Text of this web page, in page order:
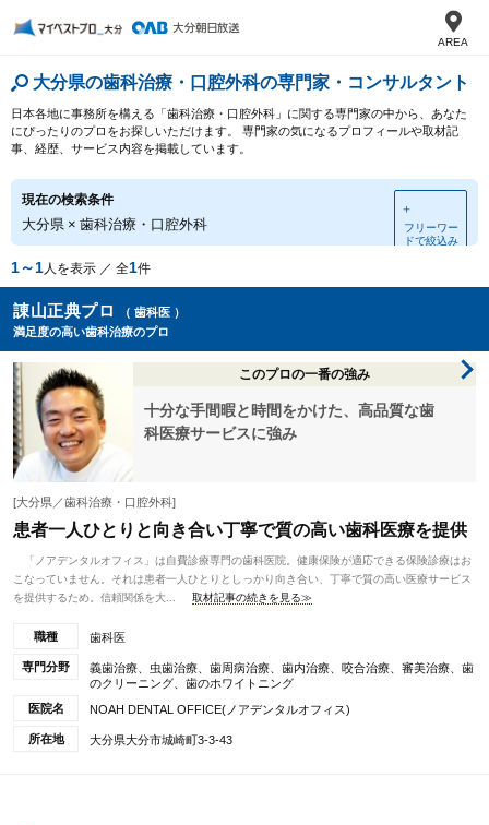
AREA
大分県の歯科治療・口腔外科の専門家・コンサルタント
日本各地に事務所を構える「歯科治療・口腔外科」に関する専門家の中から、あなた
にぴったりのプロをお探しいただけます。 専門家の気になるプロフィールや取材記
事、経歴、サービス内容を掲載しています。
現在の検索条件
大分県 × 歯科治療・口腔外科
＋
フリーワー
ドで絞込み
1～1人を表示 ／ 全1件
諌山正典プロ
（ 歯科医 ）
満足度の高い歯科治療のプロ
このプロの一番の強み
十分な手間暇と時間をかけた、高品質な歯
科医療サービスに強み
[大分県／歯科治療・口腔外科]
患者一人ひとりと向き合い丁寧で質の高い歯科医療を提供
「ノアデンタルオフィス」は自費診療専門の歯科医院。健康保険が適応できる保険診療はお
こなっていません。それは患者一人ひとりとしっかり向き合い、丁寧で質の高い医療サービス
を提供するため。信頼関係を大...
取材記事の続きを見る≫
職種 歯科医
専門分野
義歯治療、虫歯治療、歯周病治療、歯内治療、咬合治療、審美治療、歯
のクリーニング、歯のホワイトニング
医院名
NOAH DENTAL OFFICE(ノアデンタルオフィス)
所在地 大分県大分市城崎町3-3-43